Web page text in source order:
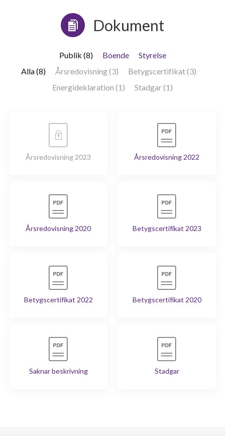
Dokument
Publik (8) Boende
Styrelse
Alla (8)
Årsredovisning (3)
Betygscertifikat (3)
Energideklaration (1)
Stadgar (1)
Årsredovisning 2023 Årsredovisning 2022
Årsredovisning 2020 Betygscertifikat 2023
Betygscertifikat 2022 Betygscertifikat 2020
Saknar beskrivning Stadgar